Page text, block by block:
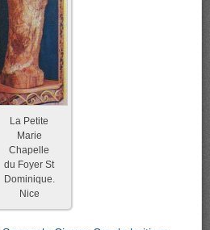
La Petite
Marie
Chapelle
du Foyer St
Dominique.
Nice